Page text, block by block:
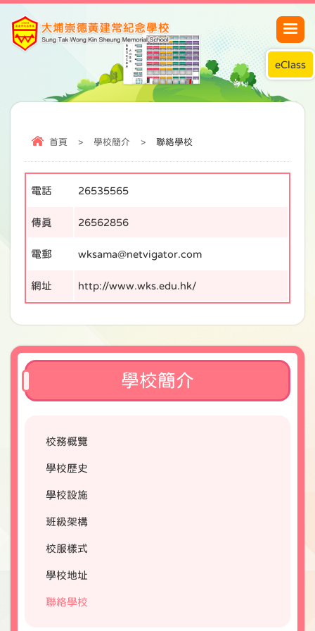
eClass
首頁 > 學校簡介 > 聯絡學校
電話 26535565
傳真 26562856
電郵 wksama@netvigator.com
網址 http://www.wks.edu.hk/
學校簡介
校務概覽
學校歷史
學校設施
班級架構
校服樣式
學校地址
聯絡學校